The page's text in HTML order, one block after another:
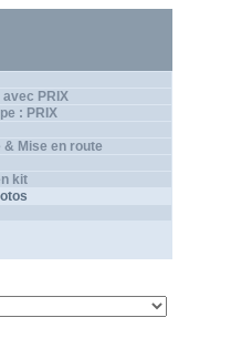
PRIX
: PRIX
Mise en route
kit